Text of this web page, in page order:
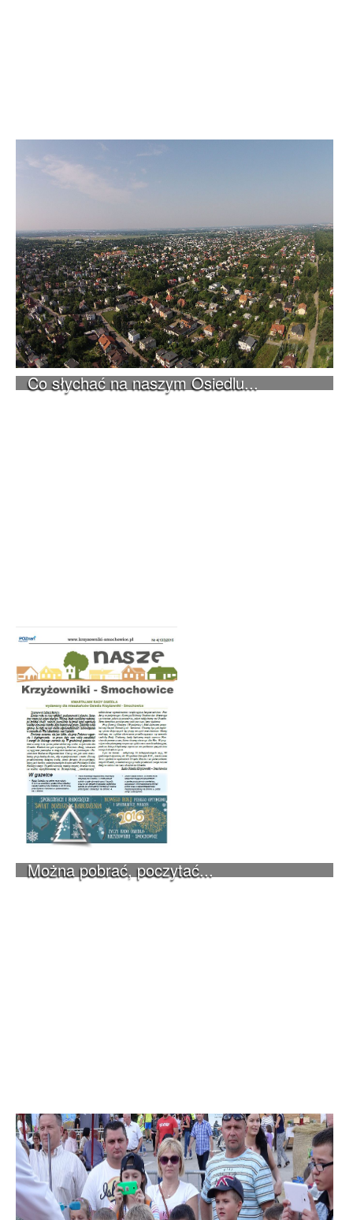
Co słychać na naszym Osiedlu...
Można pobrać, poczytać...